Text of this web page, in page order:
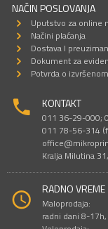
NAČIN POSLOVANJA
Uputstvo za online
Načini plaćanja
Dostava I
Dokument za
Potvrda o
KONTAKT
011 36-29-000;
011 78-56-314
Kralja Milutina
RADNO VREME
Maloprodaja:
radni dani 8-